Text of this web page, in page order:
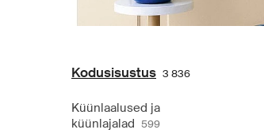
Kodusisustus 3 836
Küünlaalused ja
küünlajalad 599